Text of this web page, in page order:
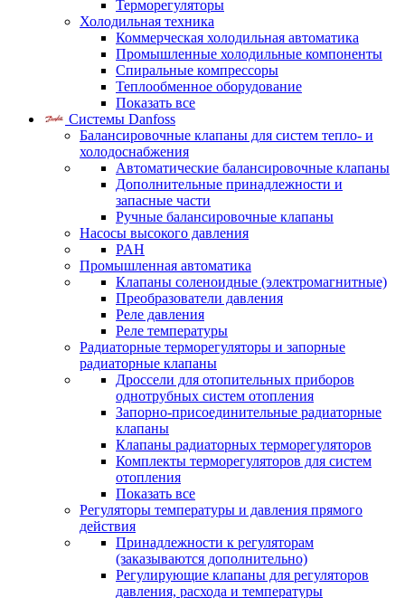
Терморегуляторы
Холодильная техника
Коммерческая холодильная автоматика
Промышленные холодильные компоненты
Спиральные компрессоры
Теплообменное оборудование
Показать все
Системы Danfoss
Балансировочные клапаны для систем тепло- и
холодоснабжения
Автоматические балансировочные клапаны
Дополнительные принадлежности и
запасные части
Ручные балансировочные клапаны
Насосы высокого давления
PAH
Промышленная автоматика
Клапаны соленоидные (электромагнитные)
Преобразователи давления
Реле давления
Реле температуры
Радиаторные терморегуляторы и запорные
радиаторные клапаны
Дроссели для отопительных приборов
однотрубных систем отопления
Запорно-присоединительные радиаторные
клапаны
Клапаны радиаторных терморегуляторов
Комплекты терморегуляторов для систем
отопления
Показать все
Регуляторы температуры и давления прямого
действия
Принадлежности к регуляторам
(заказываются дополнительно)
Регулирующие клапаны для регуляторов
давления, расхода и температуры